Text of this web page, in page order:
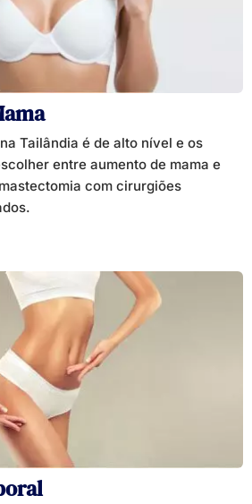
Tailândia é de alto nível e os
entre aumento de mama e
com cirurgiões